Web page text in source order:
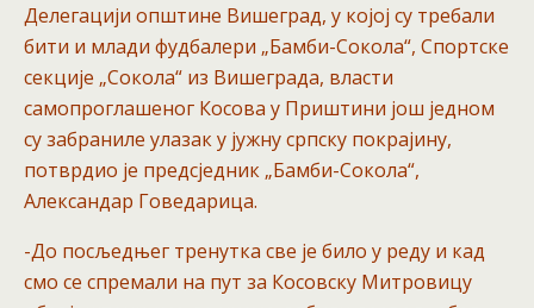
Делегацији општине Вишеград, у којој су требали
бити и млади фудбалери „Бамби-Сокола“, Спортске
секције „Сокола“ из Вишеграда, власти
самопроглашеног Косова у Приштини још једном
су забраниле улазак у јужну српску покрајину,
потврдио је предсједник „Бамби-Сокола“,
Александар Говедарица.
-До посљедњег тренутка све је било у реду и кад
смо се спремали на пут за Косовску Митровицу